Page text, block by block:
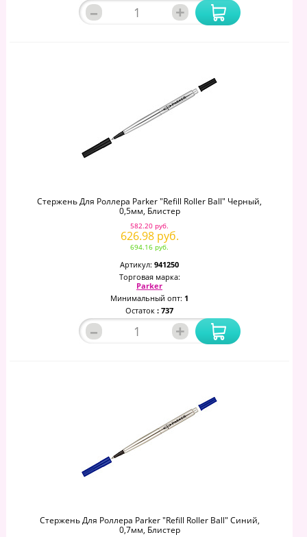
– +
Стержень Для Роллера Parker "Refill Roller Ball" Черный,
0,5мм, Блистер
582.20 руб.
626.98 руб.
694.16 руб.
Артикул: 941250
Торговая марка:
Parker
Минимальный опт: 1
Остаток : 737
– +
Стержень Для Роллера Parker "Refill Roller Ball" Синий,
0,7мм, Блистер